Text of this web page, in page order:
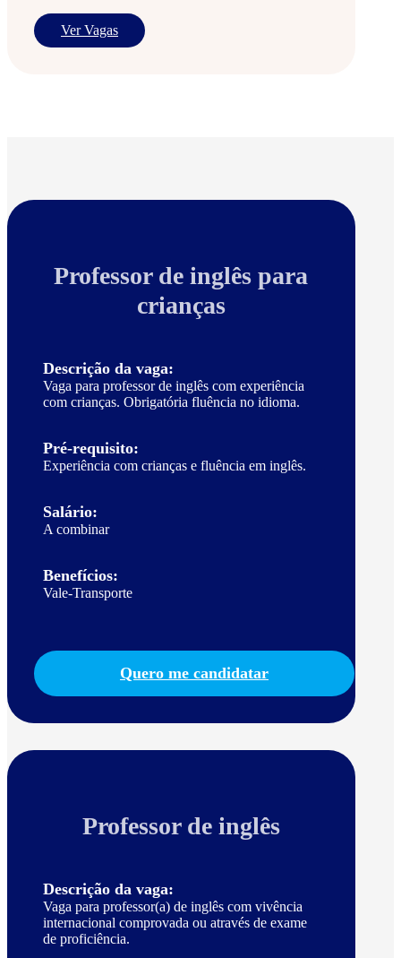
Ver Vagas
Professor de inglês para
crianças
Descrição da vaga:
Vaga para professor de inglês com experiência
com crianças. Obrigatória fluência no idioma.
Pré-requisito:
Experiência com crianças e fluência em inglês.
Salário:
A combinar
Benefícios:
Vale-Transporte
Quero me candidatar
Professor de inglês
Descrição da vaga:
Vaga para professor(a) de inglês com vivência
internacional comprovada ou através de exame
de proficiência.